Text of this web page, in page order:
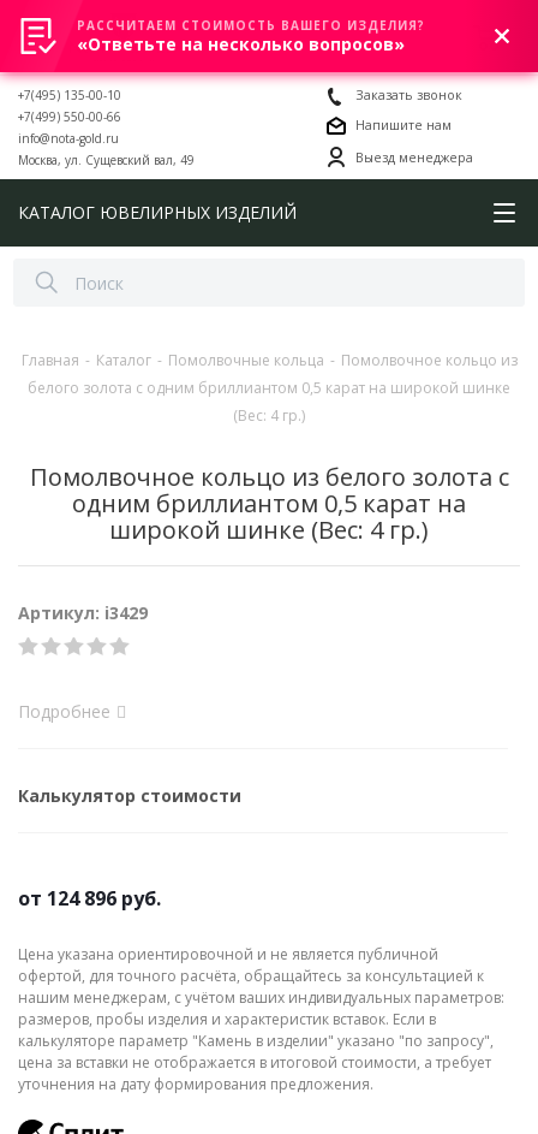
0
+7(495) 135-00-10
+7(499) 550-00-66
info@nota-gold.ru
Москва, ул. Сущевский вал, 49
Заказать звонок
Напишите нам
Выезд менеджера
КАТАЛОГ ЮВЕЛИРНЫХ ИЗДЕЛИЙ
Главная - Каталог - Помолвочные кольца - Помолвочное кольцо из
белого золота с одним бриллиантом 0,5 карат на широкой шинке
(Вес: 4 гр.)
Помолвочное кольцо из белого золота с
одним бриллиантом 0,5 карат на
широкой шинке (Вес: 4 гр.)
Артикул: i3429
Подробнее
Калькулятор стоимости
от 124 896 руб.
Цена указана ориентировочной и не является публичной
офертой, для точного расчёта, обращайтесь за консультацией к
нашим менеджерам, с учётом ваших индивидуальных параметров:
размеров, пробы изделия и характеристик вставок. Если в
калькуляторе параметр "Камень в изделии" указано "по запросу",
цена за вставки не отображается в итоговой стоимости, а требует
уточнения на дату формирования предложения.
РАССЧИТАЕМ СТОИМОСТЬ ВАШЕГО ИЗДЕЛИЯ?
«Ответьте на несколько вопросов»